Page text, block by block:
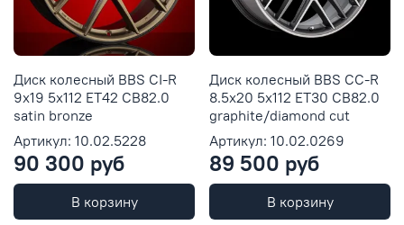
Диск колесный BBS CI-R
9x19 5x112 ET42 CB82.0
satin bronze
Артикул: 10.02.5228
90 300 руб
В корзину
Диск колесный BBS CC-R
8.5x20 5x112 ET30 CB82.0
graphite/diamond cut
Артикул: 10.02.0269
89 500 руб
В корзину